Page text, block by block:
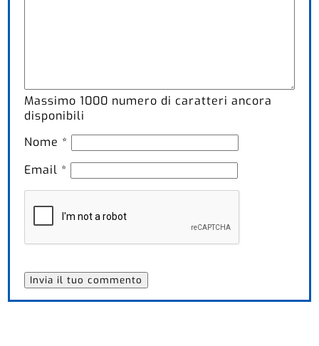
Massimo1000 numero di caratteri ancora
disponibili
Nome *
Email *